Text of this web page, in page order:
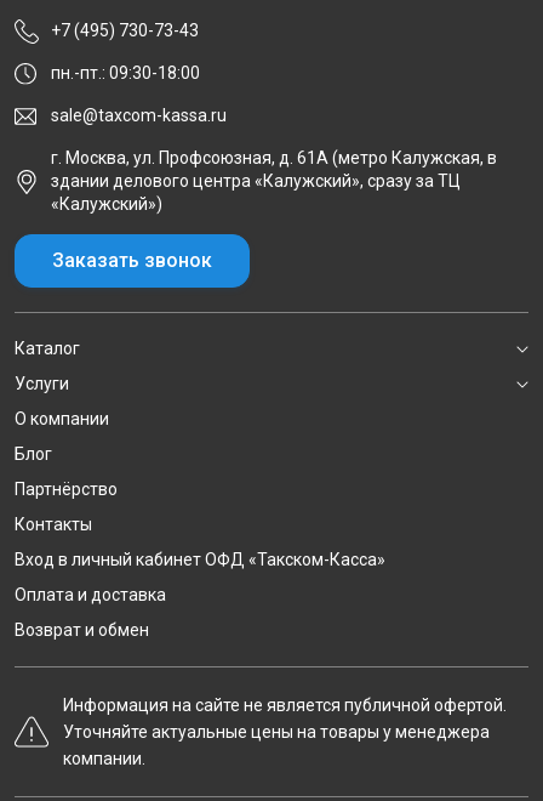
+7 (495) 730-73-43
пн.-пт.: 09:30-18:00
sale@taxcom-kassa.ru
г. Москва, ул. Профсоюзная, д. 61А (метро Калужская, в
здании делового центра «Калужский», сразу за ТЦ
«Калужский»)
Заказать звонок
Каталог
Услуги
О компании
Блог
Партнёрство
Контакты
Вход в личный кабинет ОФД «Такском-Касса»
Оплата и доставка
Возврат и обмен
Информация на сайте не является публичной офертой.
Уточняйте актуальные цены на товары у менеджера
компании.